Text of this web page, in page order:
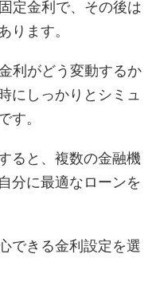
定金利で、その後は
ります。
利がどう変動するか
にしっかりとシミュ
す。
ると、複数の金融機
分に最適なローンを
できる金利設定を選